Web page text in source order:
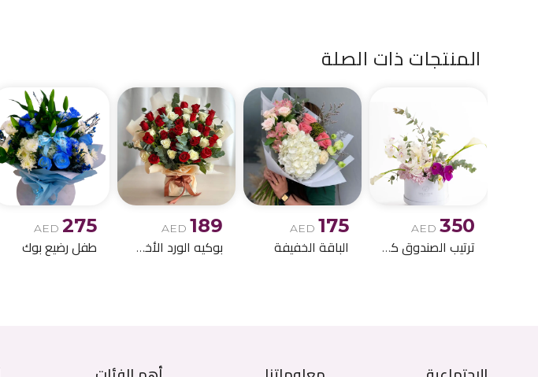
المنتجات ذات الصلة
AED 350
ترتيب الصندوق كالا ليلي
AED 175
الباقة الخفيفة
AED 189
بوكيه الورد الأخمر والابيض
AED 275
طفل رضيع بوك